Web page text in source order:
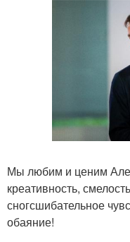
Мы любим и ценим
креативность,
сногсшибательное
обаяние!